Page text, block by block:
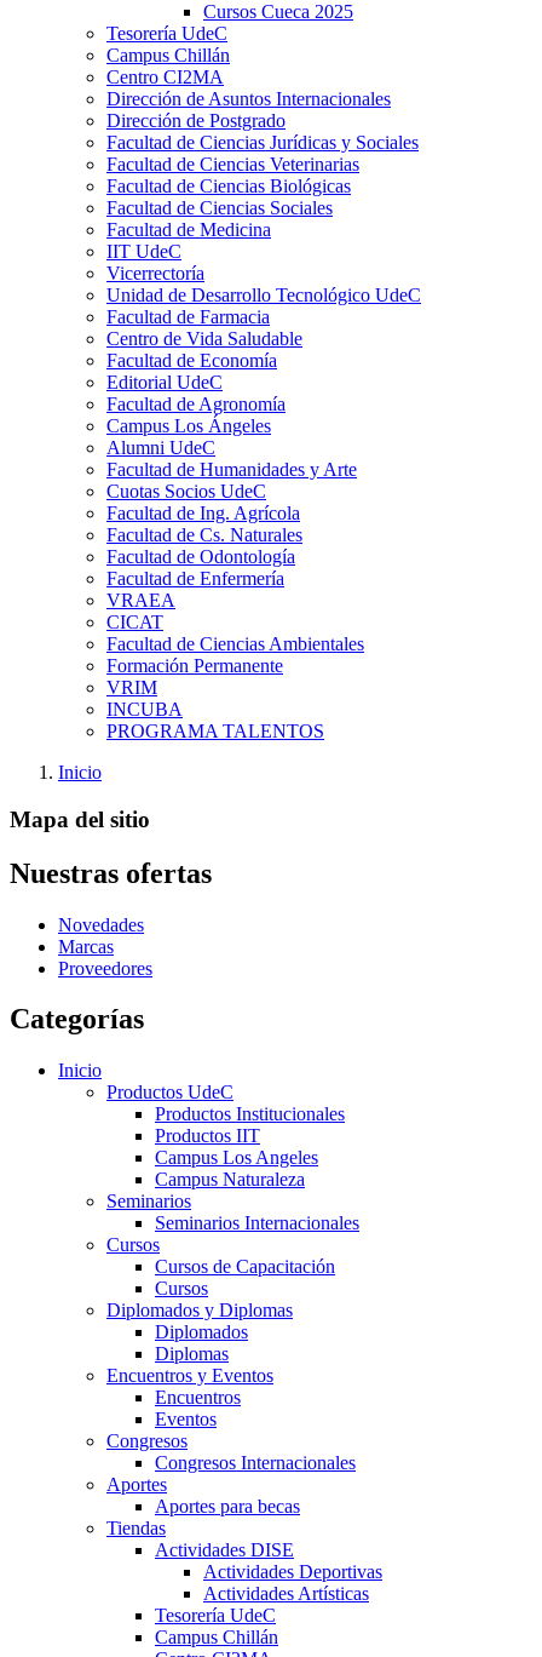
Cursos Cueca 2025
Tesorería UdeC
Campus Chillán
Centro CI2MA
Dirección de Asuntos Internacionales
Dirección de Postgrado
Facultad de Ciencias Jurídicas y Sociales
Facultad de Ciencias Veterinarias
Facultad de Ciencias Biológicas
Facultad de Ciencias Sociales
Facultad de Medicina
IIT UdeC
Vicerrectoría
Unidad de Desarrollo Tecnológico UdeC
Facultad de Farmacia
Centro de Vida Saludable
Facultad de Economía
Editorial UdeC
Facultad de Agronomía
Campus Los Ángeles
Alumni UdeC
Facultad de Humanidades y Arte
Cuotas Socios UdeC
Facultad de Ing. Agrícola
Facultad de Cs. Naturales
Facultad de Odontología
Facultad de Enfermería
VRAEA
CICAT
Facultad de Ciencias Ambientales
Formación Permanente
VRIM
INCUBA
PROGRAMA TALENTOS
Inicio
Mapa del sitio
Nuestras ofertas
Novedades
Marcas
Proveedores
Categorías
Inicio
Productos UdeC
Productos Institucionales
Productos IIT
Campus Los Angeles
Campus Naturaleza
Seminarios
Seminarios Internacionales
Cursos
Cursos de Capacitación
Cursos
Diplomados y Diplomas
Diplomados
Diplomas
Encuentros y Eventos
Encuentros
Eventos
Congresos
Congresos Internacionales
Aportes
Aportes para becas
Tiendas
Actividades DISE
Actividades Deportivas
Actividades Artísticas
Tesorería UdeC
Campus Chillán